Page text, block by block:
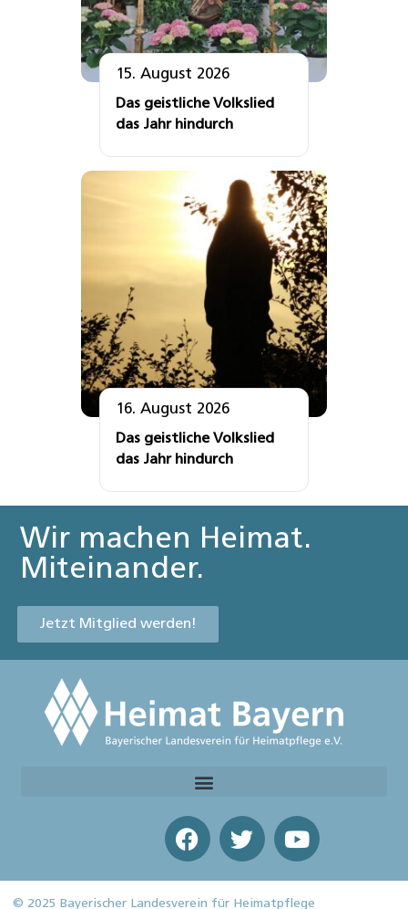
15. August 2026
Das geistliche Volkslied
das Jahr hindurch
16. August 2026
Das geistliche Volkslied
das Jahr hindurch
Wir machen Heimat.
Miteinander.
Jetzt Mitglied werden!
© 2025 Bayerischer Landesverein für Heimatpflege